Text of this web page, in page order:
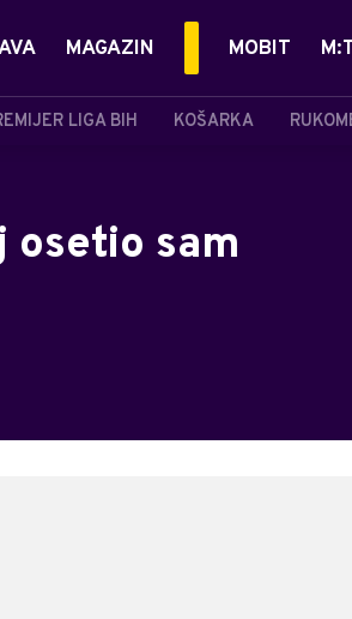
LIGA BIH KOŠARKA
MAGAZIN MOBIT
sam